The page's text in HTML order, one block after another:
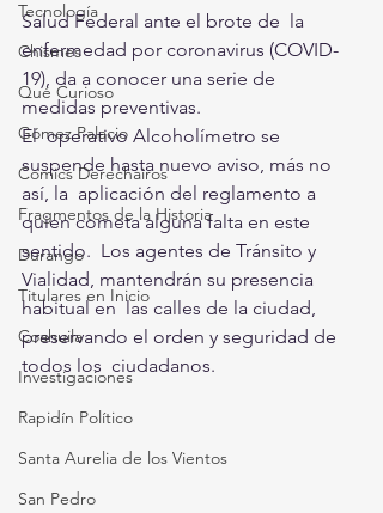
Tecnología
Chismes
Qué Curioso
Gómez Palacio
Comics Derechairos
Fragmentos de la Historia
Durango
Titulares en Inicio
Coahuila
Investigaciones
Rapidín Político
Santa Aurelia de los Vientos
San Pedro
Salud Federal ante el brote de  la
enfermedad por coronavirus (COVID-
19), da a conocer una serie de
medidas preventivas.
El  operativo Alcoholímetro se
suspende hasta nuevo aviso, más no
así, la  aplicación del reglamento a
quien cometa alguna falta en este
sentido.  Los agentes de Tránsito y
Vialidad, mantendrán su presencia
habitual en  las calles de la ciudad,
preservando el orden y seguridad de
todos los  ciudadanos.